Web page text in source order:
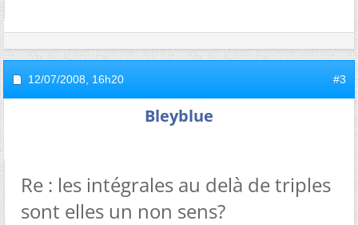
12/07/2008, 16h20 #3
Bleyblue
Re : les intégrales au delà de triples
sont elles un non sens?